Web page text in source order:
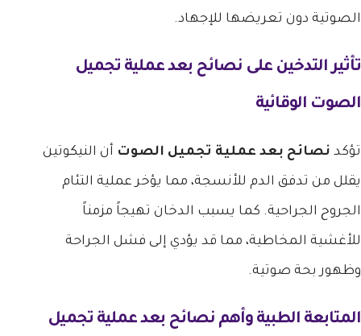
الصوتية دون تعريضها للإجهاد.
تأثير التدخين على نصائح بعد عملية تجميل
الصوت الوقائية
تؤكد نصائح بعد عملية تجميل الصوت أن النيكوتين
يقلل من تدفق الدم للأنسجة، مما يؤخر عملية التئام
الجروح الجراحية. كما يسبب الدخان تهيجاً مزمناً
للأغشية المخاطية، مما قد يؤدي إلى فشل الجراحة
وظهور بحة صوتية.
المتابعة الطبية وأهم نصائح بعد عملية تجميل